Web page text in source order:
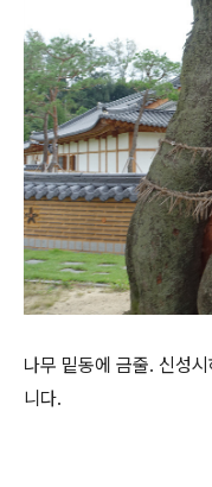
나무 밑동에 금줄. 신성
니다.